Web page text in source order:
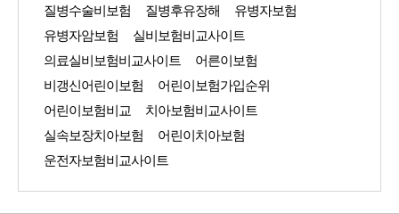
질병수술비보험
질병후유장해
유병자보험
유병자암보험
실비보험비교사이트
의료실비보험비교사이트
어른이보험
비갱신어린이보험
어린이보험가입순위
어린이보험비교
치아보험비교사이트
실속보장치아보험
어린이치아보험
운전자보험비교사이트